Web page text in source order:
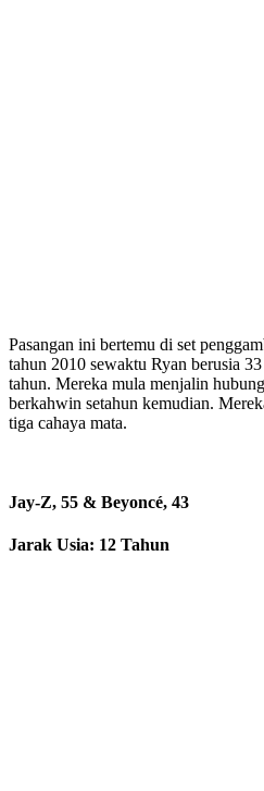
Pasangan ini bertemu di set
tahun 2010 sewaktu Ryan berusia
tahun. Mereka mula menjalin
berkahwin setahun kemudian.
tiga cahaya mata.
Jay-Z, 55 & Beyoncé, 43
Jarak Usia: 12 Tahun